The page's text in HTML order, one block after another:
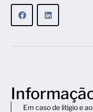
Em caso de litigio e